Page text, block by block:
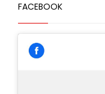
FACEBOOK